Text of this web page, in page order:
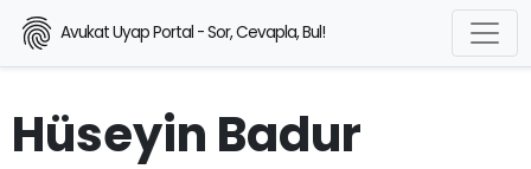
Avukat Uyap Portal - Sor, Cevapla, Bul!
Hüseyin Badur